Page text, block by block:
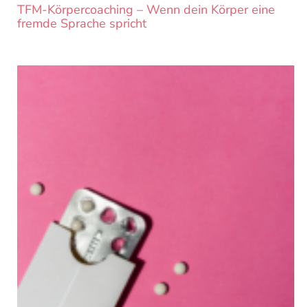
TFM-Körpercoaching – Wenn dein Körper eine
fremde Sprache spricht